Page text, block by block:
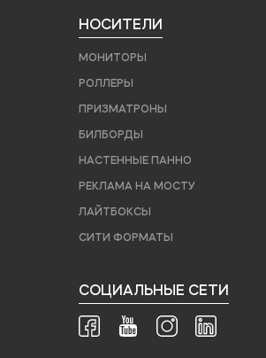
НОСИТЕЛИ
МОНИТОРЫ
РОЛЛЕРЫ
ПРИЗМАТРОНЫ
БИЛБОРДЫ
НАСТЕННЫЕ ПАННО
РЕКЛАМА НА МОСТУ
ЛАЙТБОКСЫ
СИТИ ФОРМАТЫ
СОЦИАЛЬНЫЕ СЕТИ